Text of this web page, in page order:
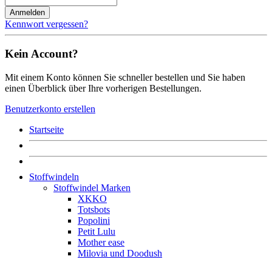
Anmelden
Kennwort vergessen?
Kein Account?
Mit einem Konto können Sie schneller bestellen und Sie haben
einen Überblick über Ihre vorherigen Bestellungen.
Benutzerkonto erstellen
Startseite
Stoffwindeln
Stoffwindel Marken
XKKO
Totsbots
Popolini
Petit Lulu
Mother ease
Milovia und Doodush